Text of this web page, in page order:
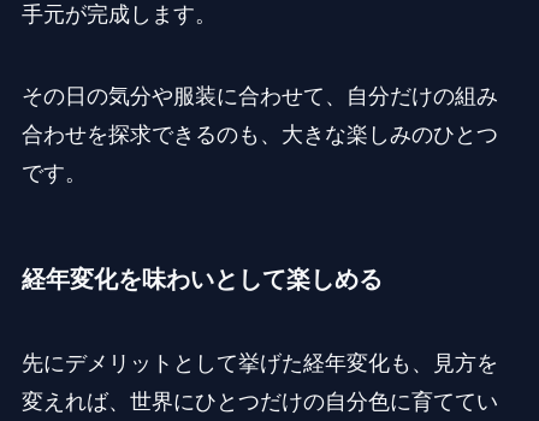
手元が完成します。
その日の気分や服装に合わせて、自分だけの組み
合わせを探求できるのも、大きな楽しみのひとつ
です。
経年変化を味わいとして楽しめる
先にデメリットとして挙げた経年変化も、見方を
変えれば、世界にひとつだけの自分色に育ててい